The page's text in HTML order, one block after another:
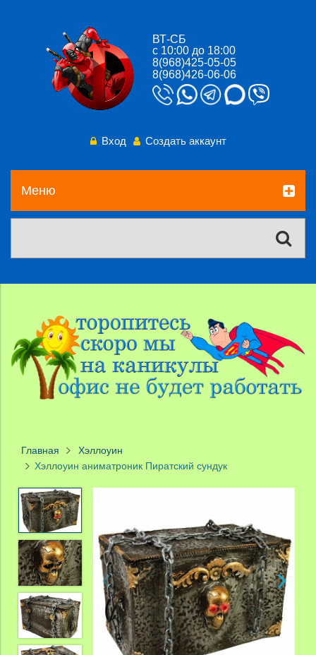
ВТ-СБ
с 10:00 до 18:00
8(968)425-05-05
8(968)426-06-06
Вход Создать аккаунт
Меню
Главная
Хэллоуин
Хэллоуин аниматроник Пиратский сундук